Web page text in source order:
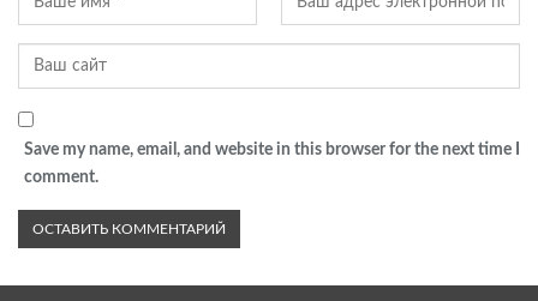
Save my name, email, and website in this browser for the next time I
comment.